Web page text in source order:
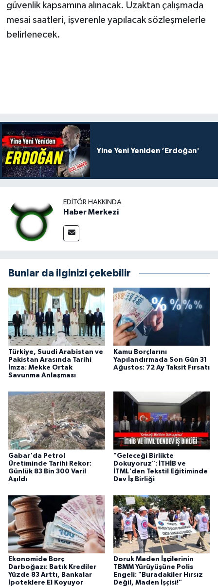
güvenlik kapsamına alınacak. Uzaktan çalışmada
mesai saatleri, işverenle yapılacak sözleşmelerle
belirlenecek.
Yine Yeni Yeniden ‘Erdoğan'
EDITÖR HAKKINDA
Haber Merkezi
Bunlar da ilginizi çekebilir
Türkiye, Suudi Arabistan ve
Pakistan Arasında Tarihi
İmza: Mekke Ortak
Savunma Anlaşması
Kamu Borçlarını
Yapılandırmada Son Gün 31
Ağustos: 72 Ay Taksit Fırsatı
Gabar'da Petrol
Üretiminde Tarihi Rekor:
Günlük 83 Bin 300 Varil
Aşıldı
"Geleceği Birlikte
Dokuyoruz": İTHİB ve
İTML'den Tekstil Eğitiminde
Dev İş Birliği
Ekonomide Borç
Darboğazı: Batık Krediler
Yüzde 83 Arttı, Bankalar
İpoteklere El Koyuyor
Doruk Maden İşçilerinin
TBMM Yürüyüşüne Polis
Engeli: "Buradakiler Hırsız
Değil, Maden İşçisi!"